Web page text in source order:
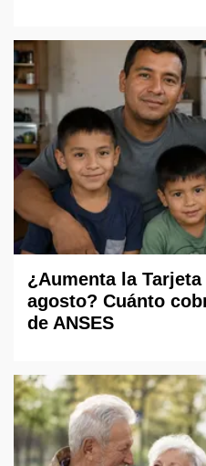
¿Aumenta la
agosto? Cuánto
de ANSES